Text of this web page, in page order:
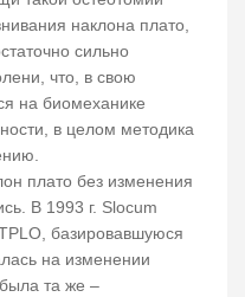
наклона плато,
сильно
что, в свою
на биомеханике
в целом методика
плато без изменения
В 1993 г. Slocum
базировавшуюся
на изменении
та же –